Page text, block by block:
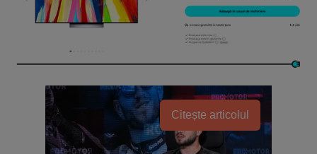
Citește articolul